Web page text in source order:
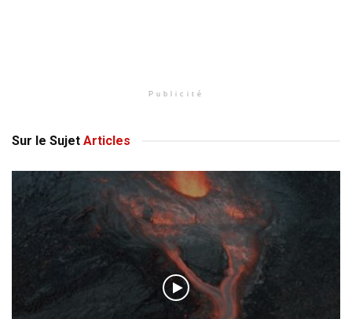
Publicité
Sur le Sujet Articles